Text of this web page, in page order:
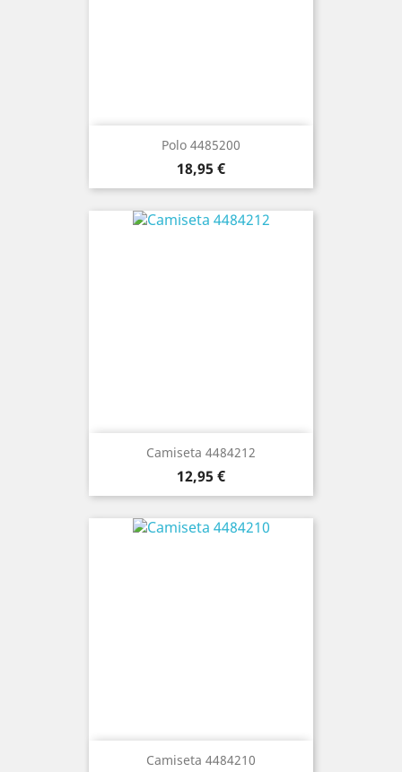
Polo 4485200
Precio
18,95 €
Camiseta 4484212
Precio
12,95 €
Camiseta 4484210